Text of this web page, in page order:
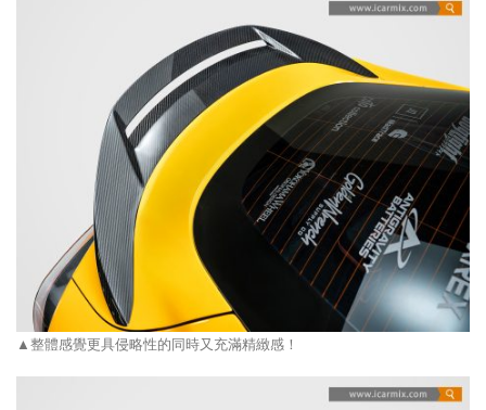
▲整體感覺更具侵略性的同時又充滿精緻感！